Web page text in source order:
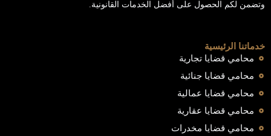
وتضمن لكم الحصول على أفضل الخدمات القانونية.
خدماتنا الرئيسية
محامي قضايا تجارية
محامي قضايا جنائية
محامي قضايا عمالية
محامي قضايا عقارية
محامي قضايا مخدرات